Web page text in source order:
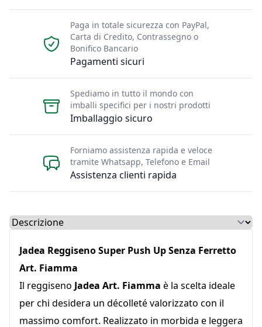
Pagamenti sicuri
Paga in totale sicurezza con PayPal,
Carta di Credito, Contrassegno o
Bonifico Bancario
Imballaggio sicuro
Spediamo in tutto il mondo con
imballi specifici per i nostri prodotti
Assistenza clienti rapida
Forniamo assistenza rapida e veloce
tramite Whatsapp, Telefono e Email
Select a tab
Jadea Reggiseno Super Push Up Senza Ferretto
Art. Fiamma
Il reggiseno Jadea Art. Fiamma è la scelta ideale
per chi desidera un décolleté valorizzato con il
massimo comfort. Realizzato in morbida e leggera